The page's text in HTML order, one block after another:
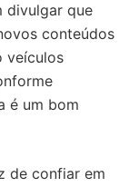
divulgar que
conteúdos
veículos
é um bom
de confiar em